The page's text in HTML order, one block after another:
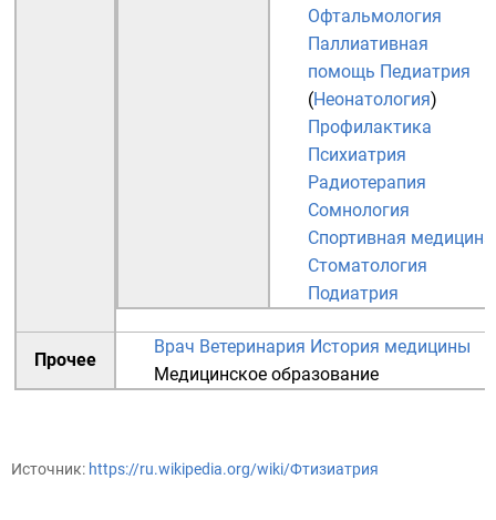
Офтальмология
Паллиативная
помощь Педиатрия
(Неонатология)
Профилактика
Психиатрия
Радиотерапия
Сомнология
Спортивная медицина
Стоматология
Подиатрия
Прочее
Врач Ветеринария История медицины
Медицинское образование
Источник: https://ru.wikipedia.org/wiki/Фтизиатрия